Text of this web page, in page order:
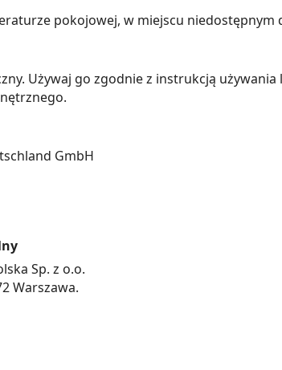
pokojowej, w miejscu niedostępnym
Używaj go zgodnie z instrukcją używania
GmbH
Sp. z o.o.
Warszawa.